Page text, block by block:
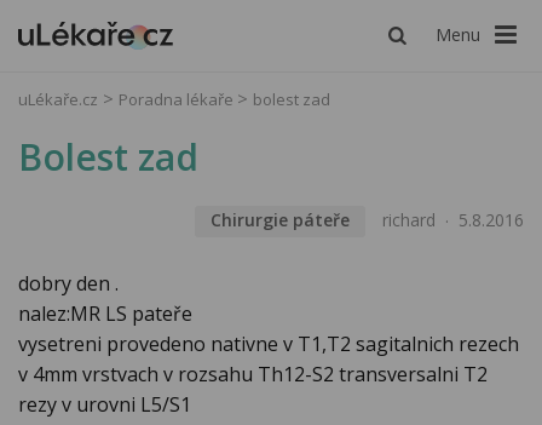
Menu
uLékaře.cz Poradna lékaře bolest zad
Bolest zad
Chirurgie páteře richard 5.8.2016
dobry den .
nalez:MR LS pateře
vysetreni provedeno nativne v T1,T2 sagitalnich rezech
v 4mm vrstvach v rozsahu Th12-S2 transversalni T2
rezy v urovni L5/S1